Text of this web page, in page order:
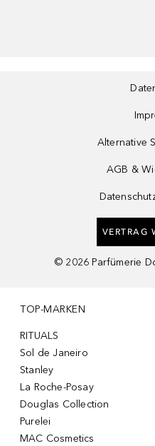
Alternative
AGB &
VERTRAG
© 2026 Parfümerie
TOP-MARKEN
RITUALS
Sol de Janeiro
Stanley
La Roche-Posay
Douglas Collection
Purelei
MAC Cosmetics